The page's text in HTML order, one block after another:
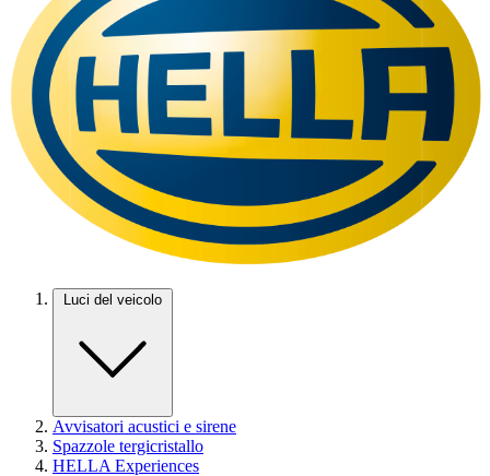
Luci del veicolo
Avvisatori acustici e sirene
Spazzole tergicristallo
HELLA Experiences